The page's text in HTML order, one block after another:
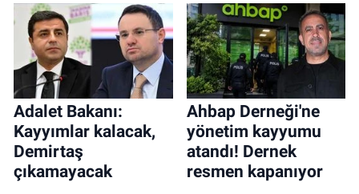
Adalet Bakanı:
Kayyımlar kalacak,
Demirtaş
çıkamayacak
Ahbap Derneği'ne
yönetim kayyumu
atandı! Dernek
resmen kapanıyor